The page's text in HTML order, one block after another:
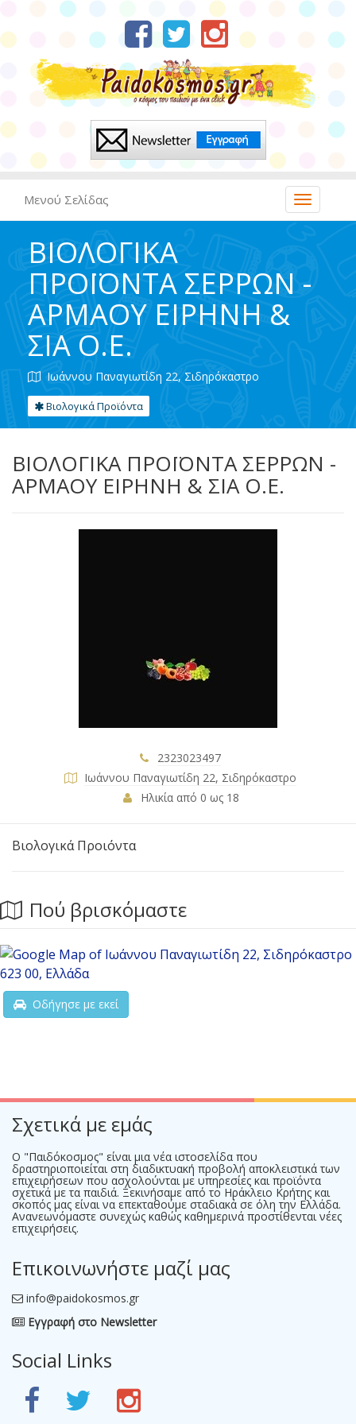
Μενού Σελίδας
ΒΙΟΛΟΓΙΚΑ
ΠΡΟΪΟΝΤΑ ΣΕΡΡΩΝ -
ΑΡΜΑΟΥ ΕΙΡΗΝΗ &
ΣΙΑ Ο.Ε.
Ιωάννου Παναγιωτίδη 22, Σιδηρόκαστρο
Βιολογικά Προϊόντα
ΒΙΟΛΟΓΙΚΑ ΠΡΟΪΟΝΤΑ ΣΕΡΡΩΝ -
ΑΡΜΑΟΥ ΕΙΡΗΝΗ & ΣΙΑ Ο.Ε.
2323023497
Ιωάννου Παναγιωτίδη 22, Σιδηρόκαστρο
Ηλικία από 0 ως 18
Βιολογικά Προιόντα
Πού βρισκόμαστε
Οδήγησε με εκεί
Σχετικά με εμάς
Ο "Παιδόκοσμος" είναι μια νέα ιστοσελίδα που
δραστηριοποιείται στη διαδικτυακή προβολή αποκλειστικά των
επιχειρήσεων που ασχολούνται με υπηρεσίες και προϊόντα
σχετικά με τα παιδιά. Ξεκινήσαμε από το Ηράκλειο Κρήτης και
σκοπός μας είναι να επεκταθούμε σταδιακά σε όλη την Ελλάδα.
Ανανεωνόμαστε συνεχώς καθώς καθημερινά προστίθενται νέες
επιχειρήσεις.
Επικοινωνήστε μαζί μας
info@paidokosmos.gr
Εγγραφή στο Newsletter
Social Links